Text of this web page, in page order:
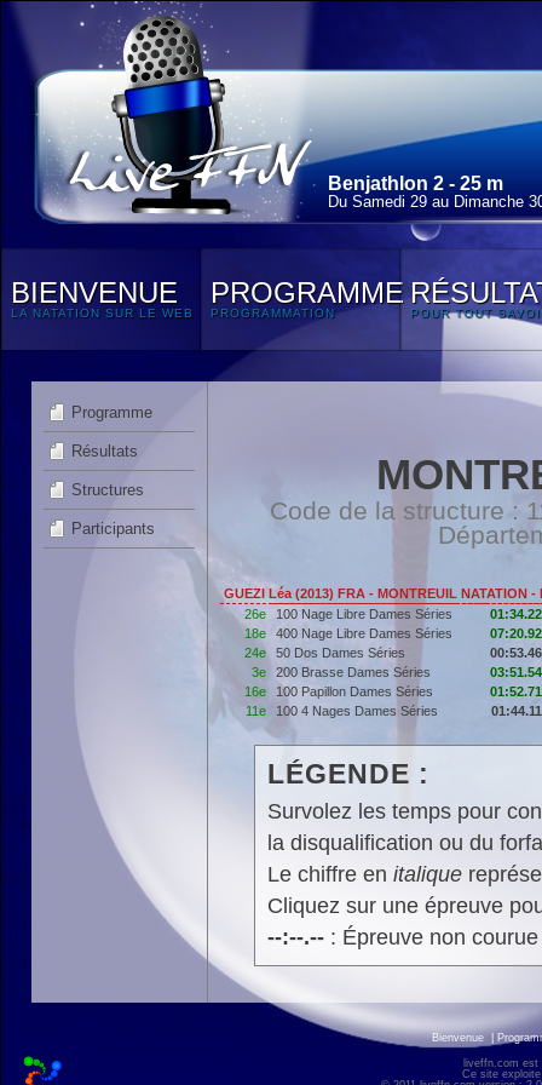
Benjathlon 2 - 25 m
Du Samedi 29 au Dimanche
BIENVENUE
LA NATATION SUR LE WEB
PROGRAMME
PROGRAMMATION POUR TOUT
Programme
Résultats
Structures
Participants
Code de la structure :
GUEZI Léa (2013) FRA - MONTREUIL NATATION -
26e
100 Nage Libre Dames Séries
01:34.22
18e
400 Nage Libre Dames Séries
07:20.92
24e
50 Dos Dames Séries
00:53.46
3e
200 Brasse Dames Séries
03:51.54
16e
100 Papillon Dames Séries
01:52.71
11e
100 4 Nages Dames Séries 01:44.11
LÉGENDE :
Survolez les temps pour
la disqualification ou du
Le chiffre en italique
Cliquez sur une épreuve
--:--.--: Épreuve non
Bienvenue
liveffn.com est
Ce site